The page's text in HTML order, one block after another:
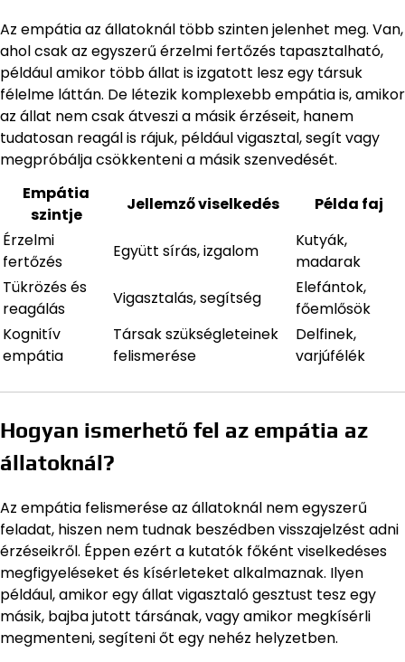
Az empátia az állatoknál több szinten jelenhet meg. Van,
ahol csak az egyszerű érzelmi fertőzés tapasztalható,
például amikor több állat is izgatott lesz egy társuk
félelme láttán. De létezik komplexebb empátia is, amikor
az állat nem csak átveszi a másik érzéseit, hanem
tudatosan reagál is rájuk, például vigasztal, segít vagy
megpróbálja csökkenteni a másik szenvedését.
Empátia
szintje
Jellemző viselkedés
Példa faj
Érzelmi
fertőzés
Együtt sírás, izgalom
Kutyák,
madarak
Tükrözés és
reagálás
Vigasztalás, segítség
Elefántok,
főemlősök
Kognitív
empátia
Társak szükségleteinek
felismerése
Delfinek,
varjúfélék
Hogyan ismerhető fel az empátia az
állatoknál?
Az empátia felismerése az állatoknál nem egyszerű
feladat, hiszen nem tudnak beszédben visszajelzést adni
érzéseikről. Éppen ezért a kutatók főként viselkedéses
megfigyeléseket és kísérleteket alkalmaznak. Ilyen
például, amikor egy állat vigasztaló gesztust tesz egy
másik, bajba jutott társának, vagy amikor megkísérli
megmenteni, segíteni őt egy nehéz helyzetben.